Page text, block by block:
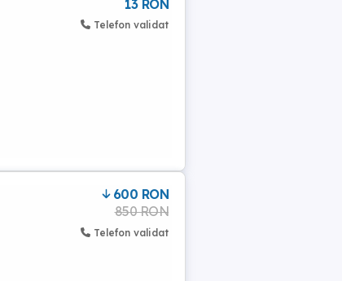
13 RON
Telefon validat
600 RON
850 RON
Telefon validat